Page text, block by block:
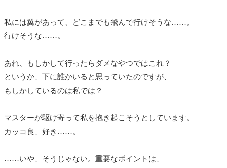
私には翼があって、どこまでも飛んで行けそうな……。
行けそうな……。
あれ、もしかして行ったらダメなやつではこれ？
というか、下に誰かいると思っていたのですが、
もしかしているのは私では？
マスターが駆け寄って私を抱き起こそうとしています。
カッコ良、好き……。
……いや、そうじゃない。重要なポイントは、